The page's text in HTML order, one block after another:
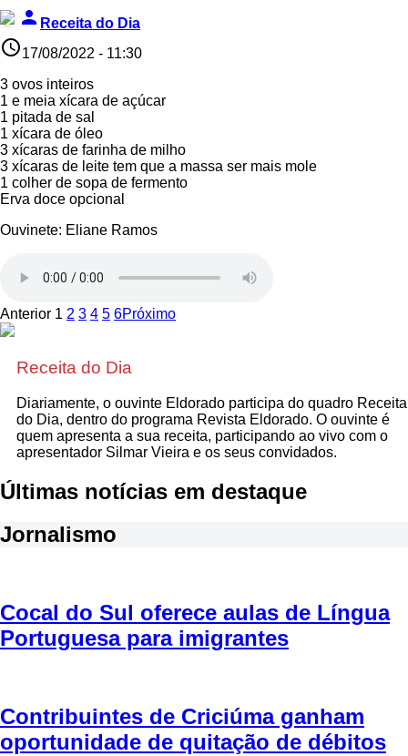
person Receita do Dia
access_time17/08/2022 - 11:30
3 ovos inteiros
1 e meia xícara de açúcar
1 pitada de sal
1 xícara de óleo
3 xícaras de farinha de milho
3 xícaras de leite tem que a massa ser mais mole
1 colher de sopa de fermento
Erva doce opcional
Ouvinete: Eliane Ramos
Anterior 1 2 3 4 5 6Próximo
Receita do Dia
Diariamente, o ouvinte Eldorado participa do quadro Receita
do Dia, dentro do programa Revista Eldorado. O ouvinte é
quem apresenta a sua receita, participando ao vivo com o
apresentador Silmar Vieira e os seus convidados.
Últimas notícias em destaque
Jornalismo
Cocal do Sul oferece aulas de Língua
Portuguesa para imigrantes
Contribuintes de Criciúma ganham
oportunidade de quitação de débitos